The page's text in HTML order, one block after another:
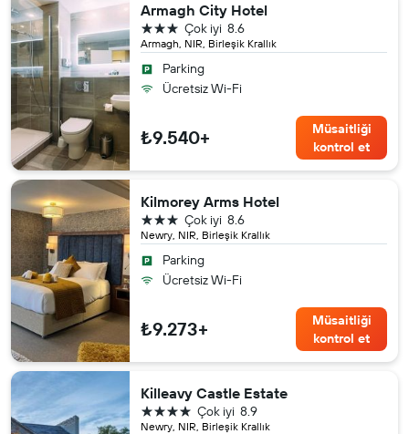
Armagh City Hotel
Armagh, NIR, Birleşik Krallık
8.6
Çok iyi
3 yıldız
Parking
Ücretsiz Wi-Fi
₺9.540+
Müsaitliği
kontrol et
Kilmorey Arms Hotel
Newry, NIR, Birleşik Krallık
8.6
Çok iyi
3 yıldız
Parking
Ücretsiz Wi-Fi
₺9.273+
Müsaitliği
kontrol et
Killeavy Castle Estate
Newry, NIR, Birleşik Krallık
8.9
Çok iyi
4 yıldız